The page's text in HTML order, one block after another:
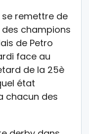
se remettre de
champions
de Petro
face au
de la 25è
état
chacun des